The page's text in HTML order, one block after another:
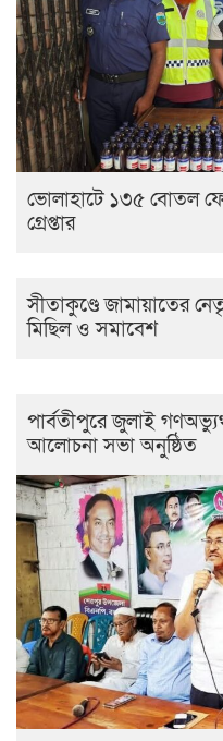
ভোলাহাটে ১৩৫ বোতল
গ্রেপ্তার
সীতাকুণ্ডে জামায়াতের
মিছিল ও সমাবেশ
পার্বতীপুরে জুলাই
আলোচনা সভা অনুষ্ঠিত